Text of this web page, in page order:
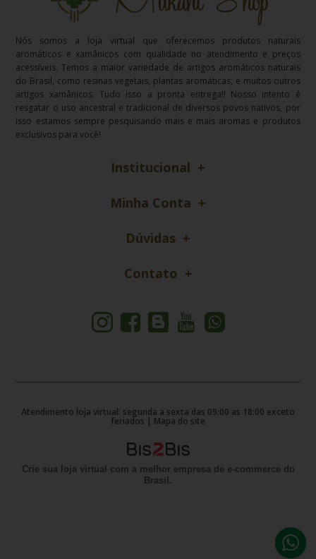
Nós somos a loja virtual que oferecemos produtos naturais
aromáticos e xamânicos com qualidade no atendimento e preços
acessíveis. Temos a maior variedade de artigos aromáticos naturais
do Brasil, como resinas vegetais, plantas aromáticas, e muitos outros
artigos xamânicos. Tudo isso a pronta entrega!! Nosso intento é
resgatar o uso ancestral e tradicional de diversos povos nativos, por
isso estamos sempre pesquisando mais e mais aromas e produtos
exclusivos para você!
Institucional
Minha Conta
Dúvidas
Contato
Atendimento loja virtual: segunda a sexta das 09:00 as 18:00 exceto
feriados | Mapa do site
Crie sua loja virtual
com a melhor empresa de e-commerce do
Brasil.